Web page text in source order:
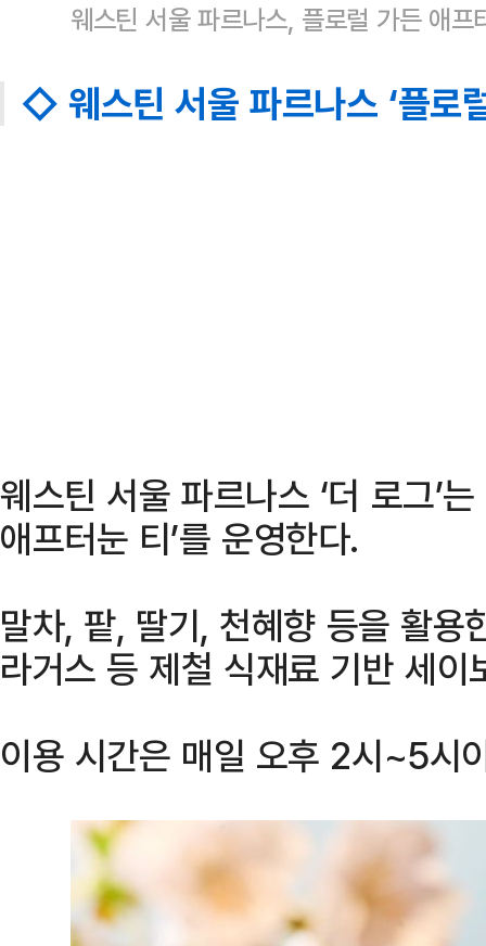
웨스틴 서울 파르나스, 플로럴 가든 애
◇ 웨스틴 서울 파르나스 ‘플로
웨스틴 서울 파르나스 ‘더 로그’
애프터눈 티’를 운영한다.
말차, 팥, 딸기, 천혜향 등을 활용
라거스 등 제철 식재료 기반 세이
이용 시간은 매일 오후 2시~5시